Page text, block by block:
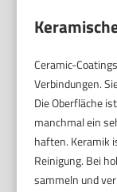
Ceramic-
Verbindungen.
Die Oberfläche
manchmal ein
haften. Keramik
Reinigung. Bei
sammeln und